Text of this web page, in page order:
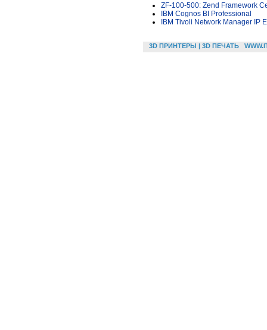
ZF-100-500: Zend Framework
IBM Cognos BI Professional
IBM Tivoli Network Manager IP
3D ПРИНТЕРЫ | 3D ПЕЧАТЬ